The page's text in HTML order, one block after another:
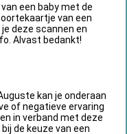
van een baby met de
van een
deze scannen en
. Alvast bedankt!
kan je onderaan
of negatieve ervaring
in verband met deze
de keuze van een